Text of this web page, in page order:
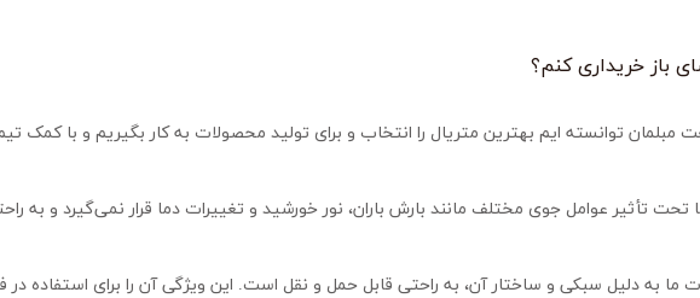
باز خریداری کنم؟
ما به دلیل سبکی و ساختار آن، به راحتی قابل حمل و نقل است. این ویژگی آن را برای استفاده در